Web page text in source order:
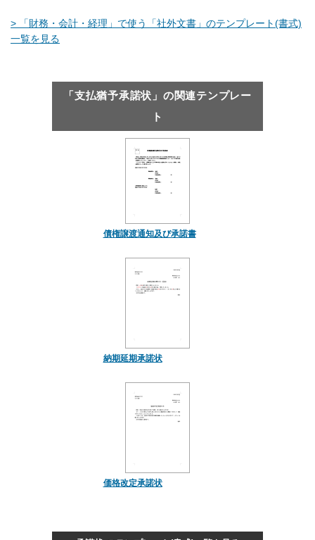
> 「財務・会計・経理」で使う「社外文書」のテンプレート(書式)
一覧を見る
「支払猶予承諾状」の関連テンプレー
ト
債権譲渡通知及び承諾書
納期延期承諾状
価格改定承諾状